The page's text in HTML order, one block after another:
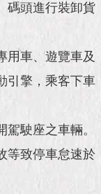
碼頭進行裝卸貨
用車、遊覽車及
引擎，乘客下車
駛座之車輛。
等致停車怠速於